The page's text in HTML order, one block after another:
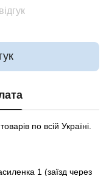
по всій Україні.
1 (заїзд через